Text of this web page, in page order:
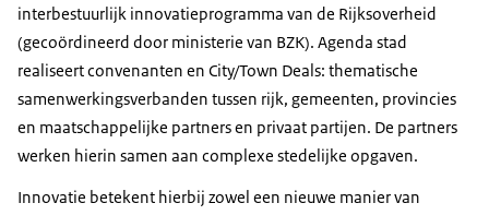
interbestuurlijk innovatieprogramma van de Rijksoverheid
(gecoördineerd door ministerie van BZK). Agenda stad
realiseert convenanten en City/Town Deals: thematische
samenwerkingsverbanden tussen rijk, gemeenten, provincies
en maatschappelijke partners en privaat partijen. De partners
werken hierin samen aan complexe stedelijke opgaven.
Innovatie betekent hierbij zowel een nieuwe manier van